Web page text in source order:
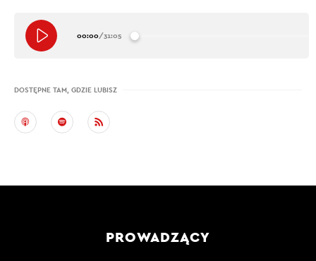
00:00/31:05
DOSTĘPNE TAM, GDZIE LUBISZ
PROWADZĄCY